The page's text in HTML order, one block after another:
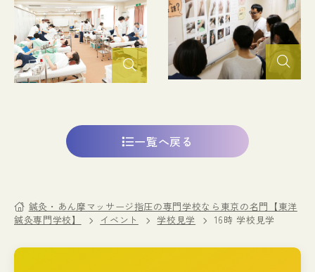
一覧へ戻る
鍼灸・あん摩マッサージ指圧の専門学校なら東京の名門【東洋
鍼灸専門学校】
イベント 学校見学 16時 学校見学